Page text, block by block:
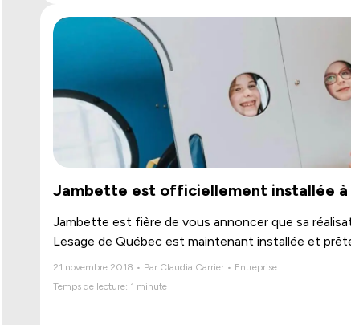
Jambette est officiellement installée
Jambette est fière de vous annoncer que sa
Lesage de Québec est maintenant installée et
21 novembre 2018 • Par Claudia Carrier • Entreprise
Temps de lecture: 1 minute